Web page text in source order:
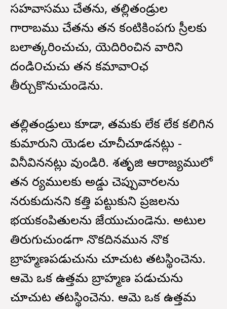
సహవాసము చేతను, తల్లితండ్రుల
గారాబము చేతను తన కంటికింపగు స్రీలకు
బలాత్కరించుచు, యెదిరించిన వారిని
దండి౦చుచు తన కమావా౦ఛ
తీర్చుకొనుచుండెను.
తల్లితండ్రులు కూడా, తమకు లేక లేక కలిగిన
కుమారుని యెడల చూచీచూడనట్లు -
వినీవిననట్లు వుండిరి. శతృజి ఆరాజ్యములో
తన కార్యములకు అడ్డు చెప్పువారలను
నరుకుదునని కత్తి పట్టుకుని ప్రజలను
భయకంపితులను జేయుచుండెను. అటుల
తిరుగుచుండగా నొకదినమున నొక
బ్రాహ్మణపడుచును చూచుట తటస్థించెను.
ఆమె ఒక ఉత్తమ బ్రాహ్మణ పడుచును
చూచుట తటస్థించెను. ఆమె ఒక ఉత్తమ